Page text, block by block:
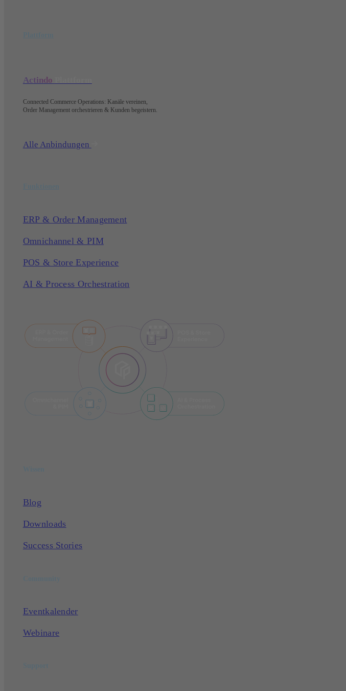
Actindo
Connected Commerce Operations: Kanäle vereinen,
Order Management orchestrieren & Kunden begeistern.
Alle Anbindungen
ERP & Order Management
Omnichannel & PIM
POS & Store Experience
AI & Process Orchestration
Blog
Downloads
Success Stories
Eventkalender
Webinare